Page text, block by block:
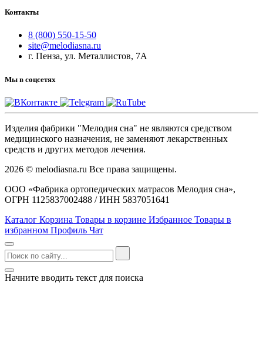
Контакты
8 (800) 550-15-50
site@melodiasna.ru
г. Пенза, ул. Металлистов, 7А
Мы в соцсетях
Изделия фабрики "Мелодия сна" не являются средством
медицинского назначения, не заменяют лекарственных
средств и других методов лечения.
2026 © melodiasna.ru Все права защищены.
ООО «Фабрика ортопедических матрасов Мелодия сна»,
ОГРН 1125837002488 / ИНН 5837051641
Каталог Корзина Товары в корзине Избранное Товары в
избранном Профиль Чат
Начните вводить текст для поиска